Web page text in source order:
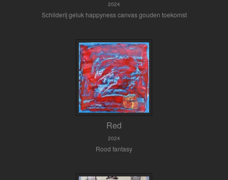
2024
Schilderij geluk happyness canvas gouden toekomst
Red
2024
Rood fantasy